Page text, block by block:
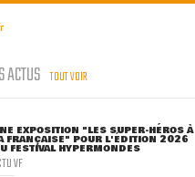
ACTUS TOUT VOIR
EXPOSITION "LES SUPER-HÉROS À
FRANÇAISE" POUR L'ÉDITION 2026
FESTIVAL HYPERMONDES
VF